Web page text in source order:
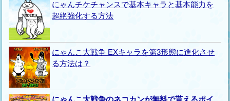
にゃんチケチャンスで基本キャラと基本能力を
超絶強化する方法
にゃんこ大戦争 EXキャラを第3形態に進化させ
る方法は？